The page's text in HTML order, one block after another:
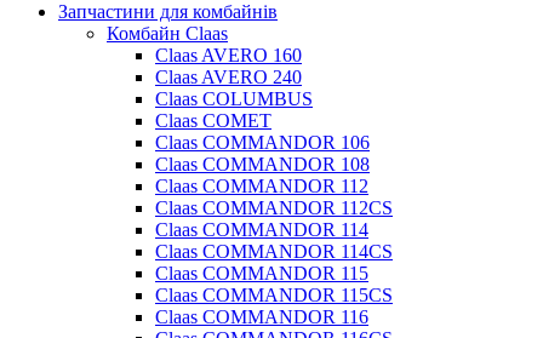
Запчастини для комбайнів
Комбайн Claas
Claas AVERO 160
Claas AVERO 240
Claas COLUMBUS
Claas COMET
Claas COMMANDOR 106
Claas COMMANDOR 108
Claas COMMANDOR 112
Claas COMMANDOR 112CS
Claas COMMANDOR 114
Claas COMMANDOR 114CS
Claas COMMANDOR 115
Claas COMMANDOR 115CS
Claas COMMANDOR 116